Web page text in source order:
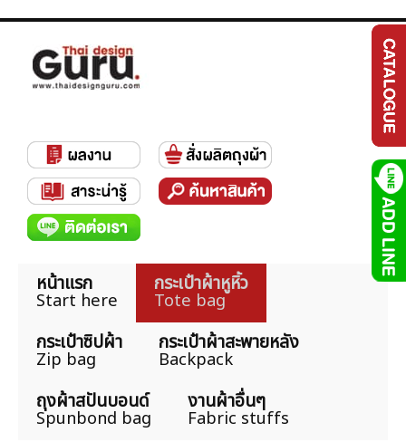
หน้าแรก
Start here
กระเป๋าผ้าหูหิ้ว
Tote bag
กระเป๋าซิปผ้า
Zip bag
กระเป๋าผ้าสะพายหลัง
Backpack
ถุงผ้าสปันบอนด์
Spunbond bag
งานผ้าอื่นๆ
Fabric stuffs